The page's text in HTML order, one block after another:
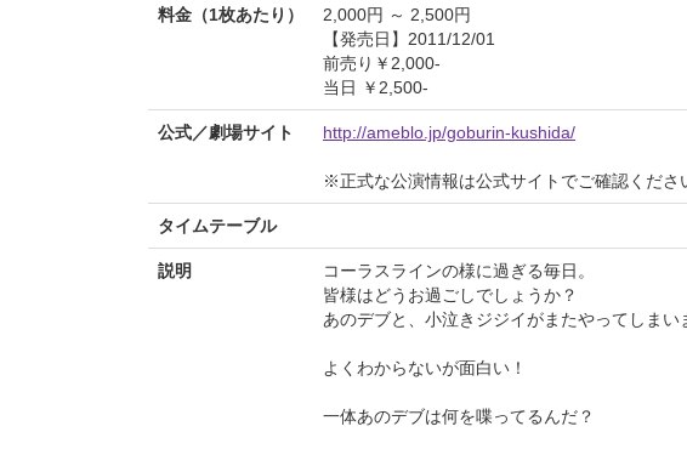
料金（1枚あたり）
2,000円 ～ 2,500円
【発売日】2011/12/01
前売り￥2,000-
当日 ￥2,500-
公式／劇場サイト http://ameblo.jp/goburin-kushida/
※正式な公演情報は公式サイトでご確認くださ
タイムテーブル
説明
コーラスラインの様に過ぎる毎日。
皆様はどうお過ごしでしょうか？
あのデブと、小泣きジジイがまたやってしまい
よくわからないが面白い！
一体あのデブは何を喋ってるんだ？